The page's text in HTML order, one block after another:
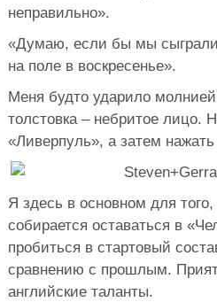
неправильно».
«Думаю, если бы мы
на поле в воскресенье».
Меня будто ударило
толстовка – небритое лицо.
«Ливерпуль», а затем
Я здесь в основном для
собирается оставаться в
пробиться в стартовый
сравнению с прошлым.
английские таланты.